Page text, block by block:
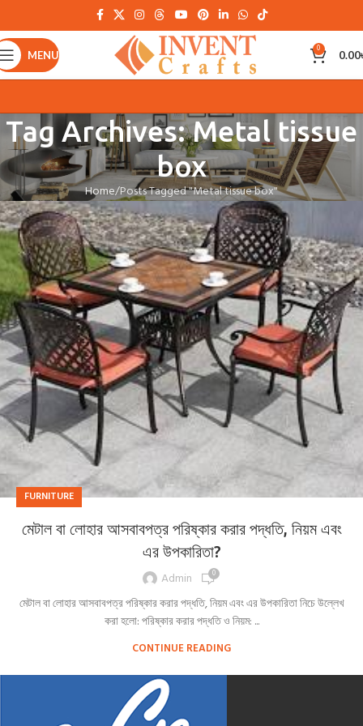
MENU 0 0.00
Tag Archives: Metal tissue
box
Home Posts Tagged "Metal tissue box"
FURNITURE
মেটাল বা লোহার আসবাবপত্র পরিষ্কার করার পদ্ধতি, নিয়ম এবং
এর উপকারিতা?
Admin
0
মেটাল বা লোহার আসবাবপত্র পরিষ্কার করার পদ্ধতি, নিয়ম এবং এর উপকারিতা নিচে উল্লেখ
করা হলো: পরিষ্কার করার পদ্ধতি ও নিয়ম: ...
CONTINUE READING